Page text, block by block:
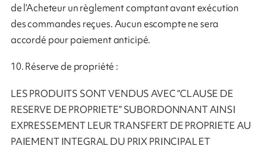
de l’Acheteur un règlement comptant avant exécution
des commandes reçues. Aucun escompte ne sera
accordé pour paiement anticipé.
10. Réserve de propriété :
LES PRODUITS SONT VENDUS AVEC “CLAUSE DE
RESERVE DE PROPRIETE” SUBORDONNANT AINSI
EXPRESSEMENT LEUR TRANSFERT DE PROPRIETE AU
PAIEMENT INTEGRAL DU PRIX PRINCIPAL ET